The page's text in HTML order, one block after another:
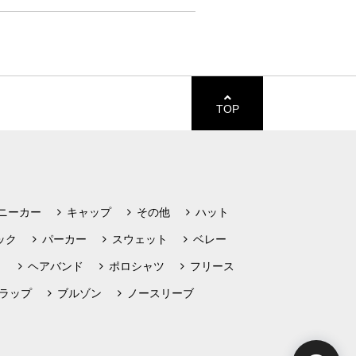
TOP
ーカー キャップ その他 ハット
ク パーカー スウェット ベレー
ヘアバンド ポロシャツ フリース
ップ ブルゾン ノースリーブ